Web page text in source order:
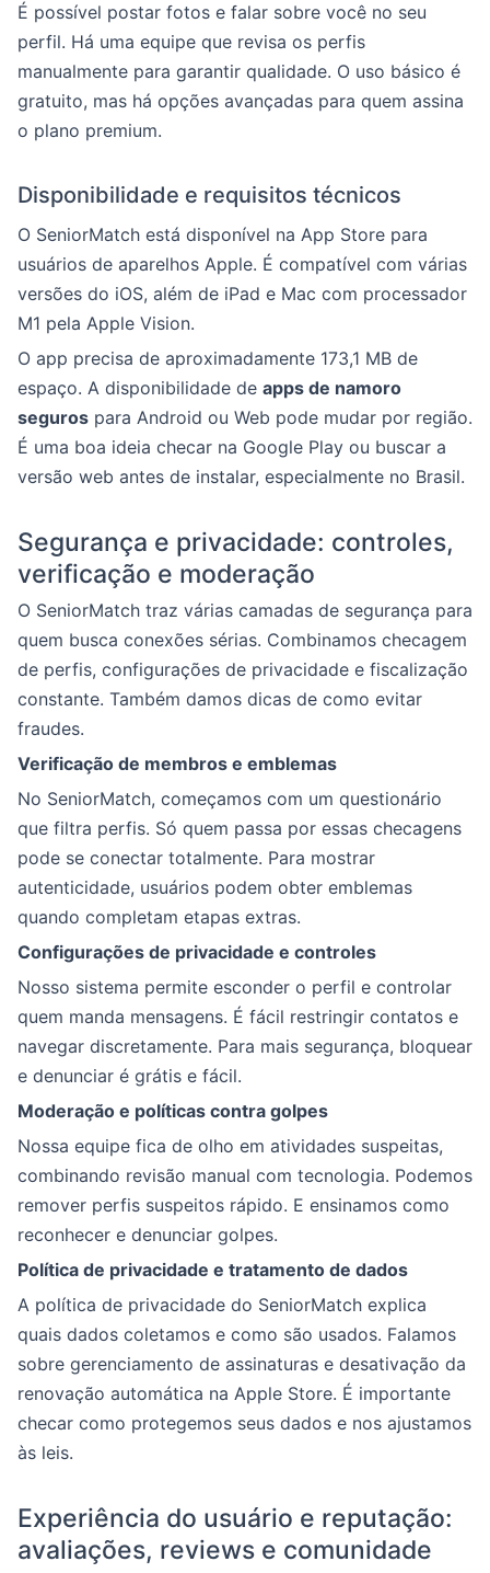
É possível postar fotos e falar sobre você no seu
perfil. Há uma equipe que revisa os perfis
manualmente para garantir qualidade. O uso básico é
gratuito, mas há opções avançadas para quem assina
o plano premium.
Disponibilidade e requisitos técnicos
O SeniorMatch está disponível na App Store para
usuários de aparelhos Apple. É compatível com várias
versões do iOS, além de iPad e Mac com processador
M1 pela Apple Vision.
O app precisa de aproximadamente 173,1 MB de
espaço. A disponibilidade de apps de namoro
seguros para Android ou Web pode mudar por região.
É uma boa ideia checar na Google Play ou buscar a
versão web antes de instalar, especialmente no Brasil.
Segurança e privacidade: controles,
verificação e moderação
O SeniorMatch traz várias camadas de segurança para
quem busca conexões sérias. Combinamos checagem
de perfis, configurações de privacidade e fiscalização
constante. Também damos dicas de como evitar
fraudes.
Verificação de membros e emblemas
No SeniorMatch, começamos com um questionário
que filtra perfis. Só quem passa por essas checagens
pode se conectar totalmente. Para mostrar
autenticidade, usuários podem obter emblemas
quando completam etapas extras.
Configurações de privacidade e controles
Nosso sistema permite esconder o perfil e controlar
quem manda mensagens. É fácil restringir contatos e
navegar discretamente. Para mais segurança, bloquear
e denunciar é grátis e fácil.
Moderação e políticas contra golpes
Nossa equipe fica de olho em atividades suspeitas,
combinando revisão manual com tecnologia. Podemos
remover perfis suspeitos rápido. E ensinamos como
reconhecer e denunciar golpes.
Política de privacidade e tratamento de dados
A política de privacidade do SeniorMatch explica
quais dados coletamos e como são usados. Falamos
sobre gerenciamento de assinaturas e desativação da
renovação automática na Apple Store. É importante
checar como protegemos seus dados e nos ajustamos
às leis.
Experiência do usuário e reputação:
avaliações, reviews e comunidade